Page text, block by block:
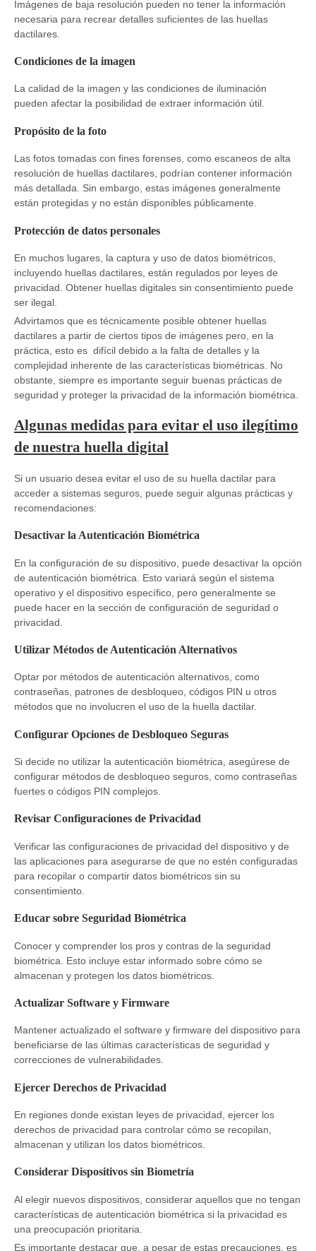
Imágenes de baja resolución pueden no tener la información
necesaria para recrear detalles suficientes de las huellas
dactilares.
Condiciones de la imagen
La calidad de la imagen y las condiciones de iluminación
pueden afectar la posibilidad de extraer información útil.
Propósito de la foto
Las fotos tomadas con fines forenses, como escaneos de alta
resolución de huellas dactilares, podrían contener información
más detallada. Sin embargo, estas imágenes generalmente
están protegidas y no están disponibles públicamente.
Protección de datos personales
En muchos lugares, la captura y uso de datos biométricos,
incluyendo huellas dactilares, están regulados por leyes de
privacidad. Obtener huellas digitales sin consentimiento puede
ser ilegal.
Advirtamos que es técnicamente posible obtener huellas
dactilares a partir de ciertos tipos de imágenes pero, en la
práctica, esto es difícil debido a la falta de detalles y la
complejidad inherente de las características biométricas. No
obstante, siempre es importante seguir buenas prácticas de
seguridad y proteger la privacidad de la información biométrica.
Algunas medidas para evitar el uso ilegítimo
de nuestra huella digital
Si un usuario desea evitar el uso de su huella dactilar para
acceder a sistemas seguros, puede seguir algunas prácticas y
recomendaciones:
Desactivar la Autenticación Biométrica
En la configuración de su dispositivo, puede desactivar la opción
de autenticación biométrica. Esto variará según el sistema
operativo y el dispositivo específico, pero generalmente se
puede hacer en la sección de configuración de seguridad o
privacidad.
Utilizar Métodos de Autenticación Alternativos
Optar por métodos de autenticación alternativos, como
contraseñas, patrones de desbloqueo, códigos PIN u otros
métodos que no involucren el uso de la huella dactilar.
Configurar Opciones de Desbloqueo Seguras
Si decide no utilizar la autenticación biométrica, asegúrese de
configurar métodos de desbloqueo seguros, como contraseñas
fuertes o códigos PIN complejos.
Revisar Configuraciones de Privacidad
Verificar las configuraciones de privacidad del dispositivo y de
las aplicaciones para asegurarse de que no estén configuradas
para recopilar o compartir datos biométricos sin su
consentimiento.
Educar sobre Seguridad Biométrica
Conocer y comprender los pros y contras de la seguridad
biométrica. Esto incluye estar informado sobre cómo se
almacenan y protegen los datos biométricos.
Actualizar Software y Firmware
Mantener actualizado el software y firmware del dispositivo para
beneficiarse de las últimas características de seguridad y
correcciones de vulnerabilidades.
Ejercer Derechos de Privacidad
En regiones donde existan leyes de privacidad, ejercer los
derechos de privacidad para controlar cómo se recopilan,
almacenan y utilizan los datos biométricos.
Considerar Dispositivos sin Biometría
Al elegir nuevos dispositivos, considerar aquellos que no tengan
características de autenticación biométrica si la privacidad es
una preocupación prioritaria.
Es importante destacar que, a pesar de estas precauciones, es